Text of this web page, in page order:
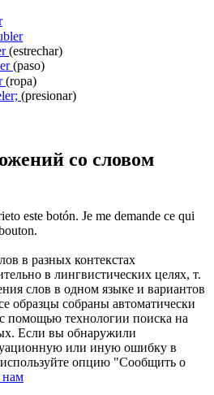
(estrechar)
(paso)
(ropa)
(presionar)
со словом
este botón. Je me demande ce qui
в разных контекстах
в лингвистических целях, т.
слов в одном языке и вариантов
образцы собраны автоматически
помощью технологии поиска на
Если вы обнаружили
или иную ошибку в
опцию "Сообщить о
нам